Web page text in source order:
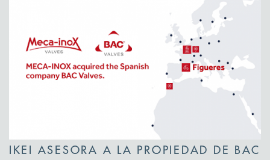
IKEI ASESORA A LA PROPIEDAD DE BAC